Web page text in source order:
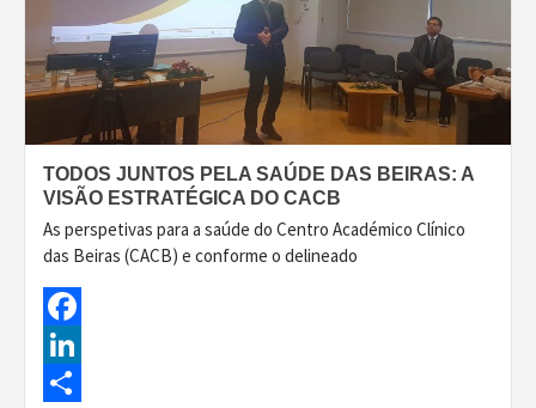
TODOS JUNTOS PELA SAÚDE DAS BEIRAS: A
VISÃO ESTRATÉGICA DO CACB
As perspetivas para a saúde do Centro Académico Clínico
das Beiras (CACB) e conforme o delineado
Facebook
LinkedIn